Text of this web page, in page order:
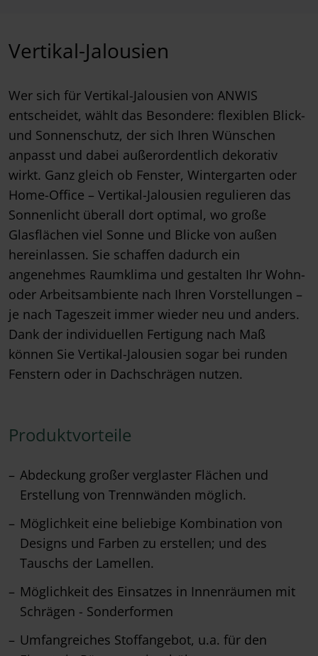
Vertikal-Jalousien
Wer sich für Vertikal-Jalousien von ANWIS
entscheidet, wählt das Besondere: flexiblen Blick-
und Sonnenschutz, der sich Ihren Wünschen
anpasst und dabei außerordentlich dekorativ
wirkt. Ganz gleich ob Fenster, Wintergarten oder
Home-Office – Vertikal-Jalousien regulieren das
Sonnenlicht überall dort optimal, wo große
Glasflächen viel Sonne und Blicke von außen
hereinlassen. Sie schaffen dadurch ein
angenehmes Raumklima und gestalten Ihr Wohn-
oder Arbeitsambiente nach Ihren Vorstellungen –
je nach Tageszeit immer wieder neu und anders.
Dank der individuellen Fertigung nach Maß
können Sie Vertikal-Jalousien sogar bei runden
Fenstern oder in Dachschrägen nutzen.
Produktvorteile
Abdeckung großer verglaster Flächen und
Erstellung von Trennwänden möglich.
Möglichkeit eine beliebige Kombination von
Designs und Farben zu erstellen; und des
Tauschs der Lamellen.
Möglichkeit des Einsatzes in Innenräumen mit
Schrägen - Sonderformen
Umfangreiches Stoffangebot, u.a. für den